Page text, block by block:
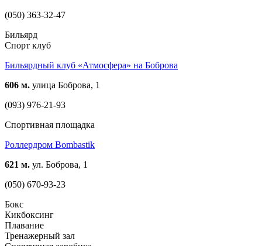
(050) 363-32-47
Бильярд
Спорт клуб
Бильярдный клуб «Атмосфера» на Боброва
606 м. улица Боброва, 1
(093) 976-21-93
Спортивная площадка
Роллердром Bombastik
621 м. ул. Боброва, 1
(050) 670-93-23
Бокс
Кикбоксинг
Плавание
Тренажерный зал